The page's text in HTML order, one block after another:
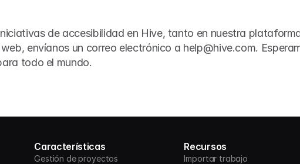
de accesibilidad en Hive, tanto en nuestra
envíanos un correo electrónico a help@hive.com.
todo el mundo.
Características
Gestión de proyectos
Recursos
Importar trabajo